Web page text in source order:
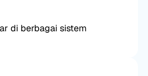
di berbagai sistem